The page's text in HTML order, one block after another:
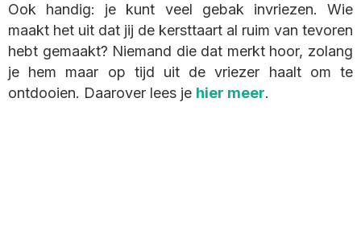
Ook handig: je kunt veel gebak invriezen. Wie
maakt het uit dat jij de kersttaart al ruim van tevoren
hebt gemaakt? Niemand die dat merkt hoor, zolang
je hem maar op tijd uit de vriezer haalt om te
ontdooien. Daarover lees je hier meer.